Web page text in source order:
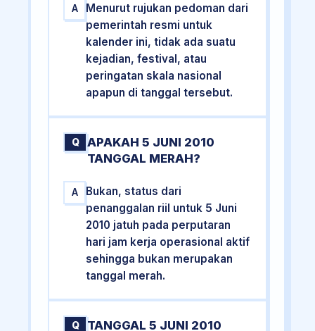
A
Menurut rujukan pedoman dari
pemerintah resmi untuk
kalender ini, tidak ada suatu
kejadian, festival, atau
peringatan skala nasional
apapun di tanggal tersebut.
Q
APAKAH 5 JUNI 2010
TANGGAL MERAH?
A
Bukan, status dari
penanggalan riil untuk 5 Juni
2010 jatuh pada perputaran
hari jam kerja operasional aktif
sehingga bukan merupakan
tanggal merah.
Q
TANGGAL 5 JUNI 2010